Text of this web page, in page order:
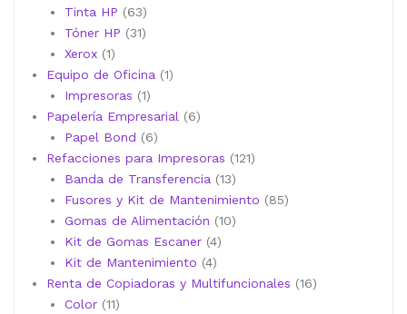
productos
Tinta HP 6363
productos
Tóner HP 3131
Xerox 11
producto
Equipo de Oficina 11
Impresoras 11
producto
Papelería Empresarial 66
Papel Bond 66
productos
Refacciones para Impresoras 121121
Banda de Transferencia 1313
productos
Fusores y Kit de Mantenimiento 8585
Gomas de Alimentación 1010
Kit de Gomas Escaner 44
Kit de Mantenimiento 44
productos
Renta de Copiadoras y Multifuncionales 1616
Color 1111